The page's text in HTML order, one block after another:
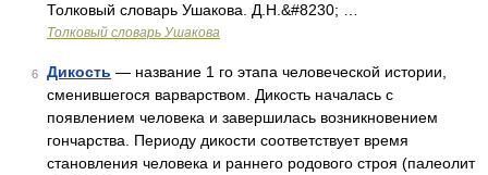
Толковый словарь Ушакова. Д.Н.&#8230; …
Толковый словарь Ушакова
6 Дикость — название 1 го этапа человеческой истории,
сменившегося варварством. Дикость началась с
появлением человека и завершилась возникновением
гончарства. Периоду дикости соответствует время
становления человека и раннего родового строя (палеолит